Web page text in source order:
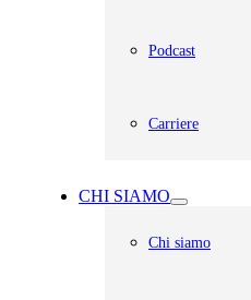
Podcast
Carriere
CHI SIAMO
Chi siamo